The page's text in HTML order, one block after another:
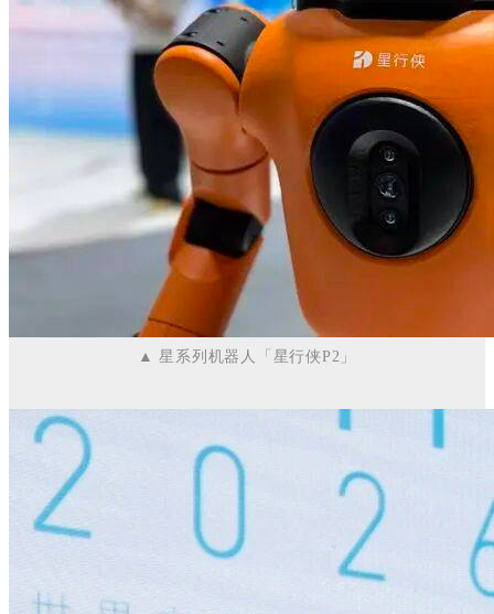
▲星系列机器人「星行侠P2」